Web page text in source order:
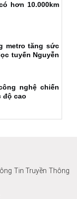
hơn 10.000km
metro tăng sức
tuyến Nguyễn
nghệ chiến
độ cao
Tin Truyền Thông